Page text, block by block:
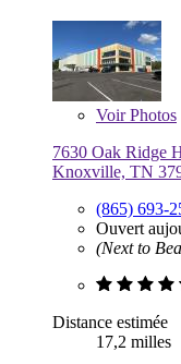
VoirPhotos
7630 Oak Ridge
Knoxville, TN
(865) 693-
Ouvert
(Next to
Distance estimée
17,2 milles